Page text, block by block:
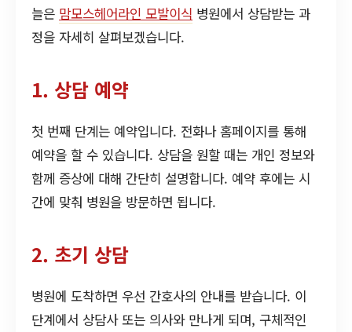
늘은 맘모스헤어라인 모발이식 병원에서 상담받는 과
정을 자세히 살펴보겠습니다.
1. 상담 예약
첫 번째 단계는 예약입니다. 전화나 홈페이지를 통해
예약을 할 수 있습니다. 상담을 원할 때는 개인 정보와
함께 증상에 대해 간단히 설명합니다. 예약 후에는 시
간에 맞춰 병원을 방문하면 됩니다.
2. 초기 상담
병원에 도착하면 우선 간호사의 안내를 받습니다. 이
단계에서 상담사 또는 의사와 만나게 되며, 구체적인